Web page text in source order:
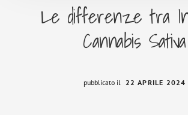
Le differenze tra
Cannabis Sativa
pubblicato il 22 APRILE 2024